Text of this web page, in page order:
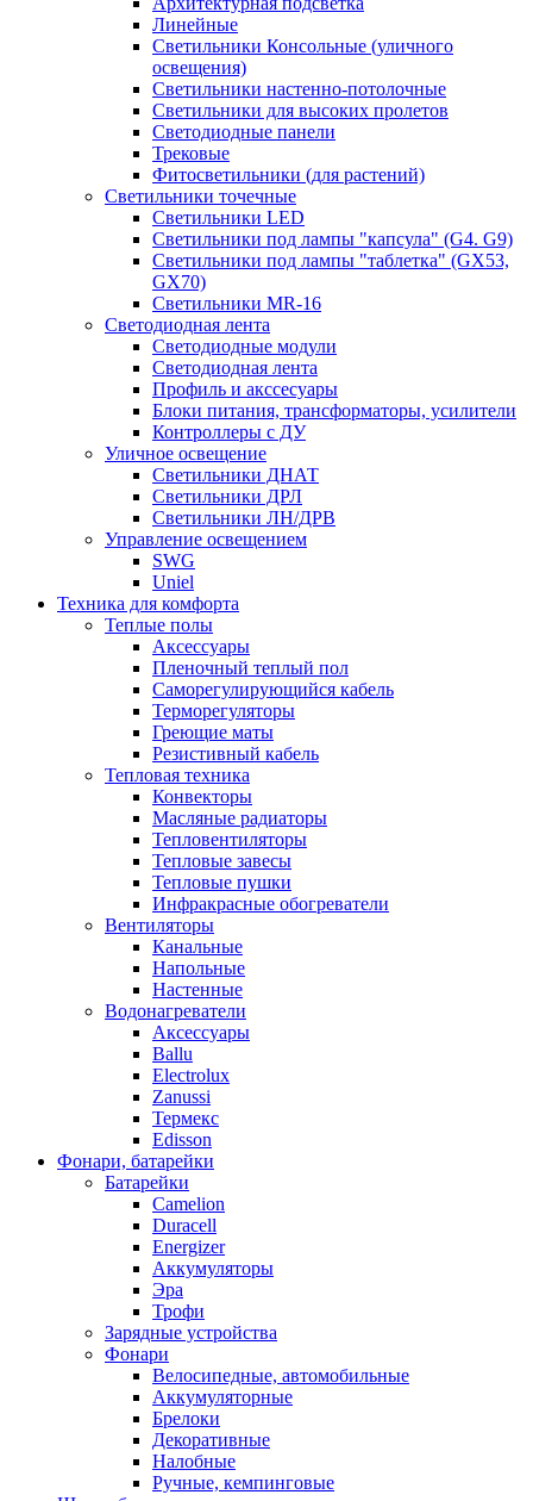
Линейные
Светильники Консольные (уличного
освещения)
Светильники настенно-потолочные
Светильники для высоких пролетов
Светодиодные панели
Трековые
Фитосветильники (для растений)
Светильники точечные
Светильники LED
Светильники под лампы "капсула" (G4. G9)
Светильники под лампы "таблетка" (GX53,
GX70)
Светильники MR-16
Светодиодная лента
Светодиодные модули
Светодиодная лента
Профиль и акссесуары
Блоки питания, трансформаторы, усилители
Контроллеры с ДУ
Уличное освещение
Светильники ДНАТ
Светильники ДРЛ
Светильники ЛН/ДРВ
Управление освещением
SWG
Uniel
Техника для комфорта
Теплые полы
Аксессуары
Пленочный теплый пол
Саморегулирующийся кабель
Терморегуляторы
Греющие маты
Резистивный кабель
Тепловая техника
Конвекторы
Масляные радиаторы
Тепловентиляторы
Тепловые завесы
Тепловые пушки
Инфракрасные обогреватели
Вентиляторы
Канальные
Напольные
Настенные
Водонагреватели
Аксессуары
Ballu
Electrolux
Zanussi
Термекс
Edisson
Фонари, батарейки
Батарейки
Camelion
Duracell
Energizer
Аккумуляторы
Эра
Трофи
Зарядные устройства
Фонари
Велосипедные, автомобильные
Аккумуляторные
Брелоки
Декоративные
Налобные
Ручные, кемпинговые